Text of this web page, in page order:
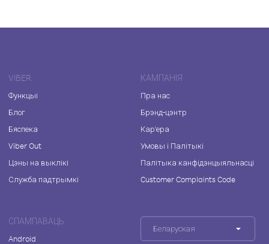
VIBER
Функцыі
Блог
Бяспека
Viber Out
Цэны на выклікі
Служба падтрымкі
КАМПАНІЯ
Пра нас
Брэнд-цэнтр
Кар'ера
Умовы і Палітыкі
Палітыка канфідэнцыяльнасці
Customer Complaints Code
СПАМПАВАЦЬ
Android
Беларуская